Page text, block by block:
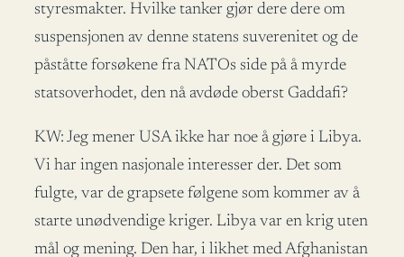
styresmakter. Hvilke tanker gjør dere dere om
suspensjonen av denne statens suverenitet og de
påståtte forsøkene fra NATOs side på å myrde
statsoverhodet, den nå avdøde oberst Gaddafi?
KW: Jeg mener USA ikke har noe å gjøre i Libya.
Vi har ingen nasjonale interesser der. Det som
fulgte, var de grapsete følgene som kommer av å
starte unødvendige kriger. Libya var en krig uten
mål og mening. Den har, i likhet med Afghanistan